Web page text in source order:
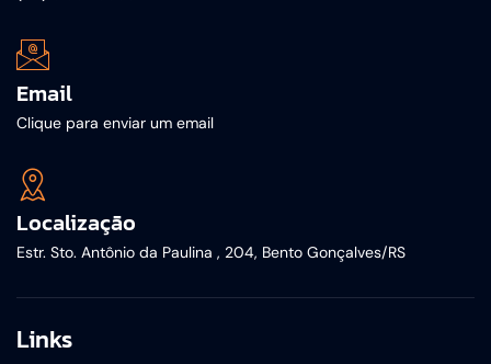
Email
Clique para enviar um email
Localização
Estr. Sto. Antônio da Paulina , 204, Bento Gonçalves/RS
Links